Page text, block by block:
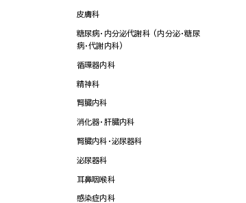
皮膚科
糖尿病・内分泌代謝科 (内分泌・糖尿
病・代謝内科)
循環器内科
精神科
腎臓内科
消化器・肝臓内科
腎臓内科・泌尿器科
泌尿器科
耳鼻咽喉科
感染症内科